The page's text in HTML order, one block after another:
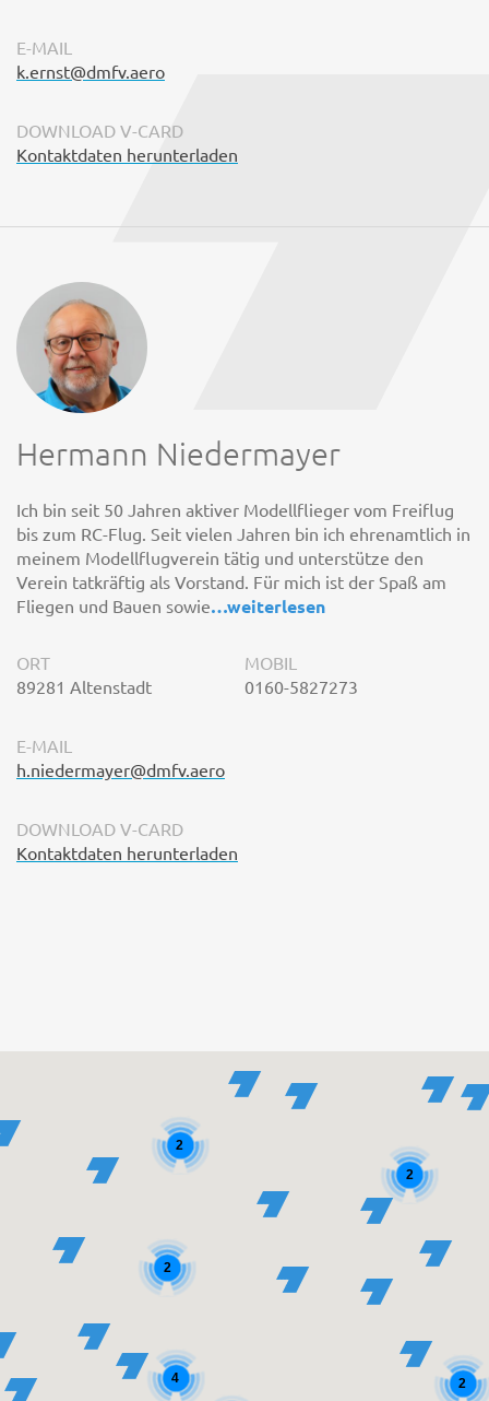
E-MAIL
k.ernst@dmfv.aero
DOWNLOAD V-CARD
Kontaktdaten herunterladen
Hermann Niedermayer
Ich bin seit 50 Jahren aktiver Modellflieger vom Freiflug
bis zum RC-Flug. Seit vielen Jahren bin ich ehrenamtlich in
meinem Modellflugverein tätig und unterstütze den
Verein tatkräftig als Vorstand. Für mich ist der Spaß am
Fliegen und Bauen sowie…weiterlesen
ORT
89281 Altenstadt
MOBIL
0160-5827273
E-MAIL
h.niedermayer@dmfv.aero
DOWNLOAD V-CARD
Kontaktdaten herunterladen
2
2
2
2
4